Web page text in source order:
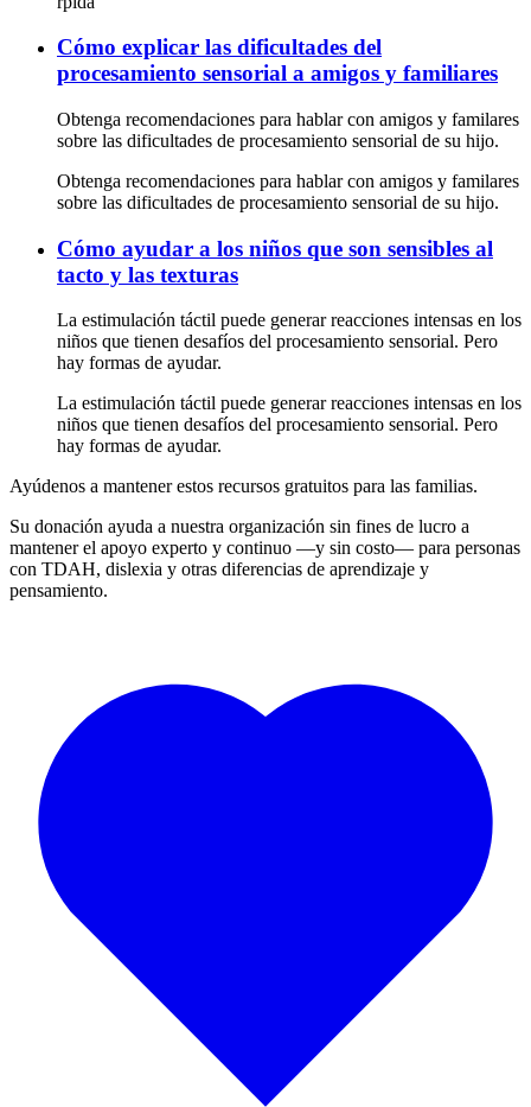
Cómo explicar las dificultades del
procesamiento sensorial a amigos y familiares
Obtenga recomendaciones para hablar con amigos y familares
sobre las dificultades de procesamiento sensorial de su hijo.
Obtenga recomendaciones para hablar con amigos y familares
sobre las dificultades de procesamiento sensorial de su hijo.
Cómo ayudar a los niños que son sensibles al
tacto y las texturas
La estimulación táctil puede generar reacciones intensas en los
niños que tienen desafíos del procesamiento sensorial. Pero
hay formas de ayudar.
La estimulación táctil puede generar reacciones intensas en los
niños que tienen desafíos del procesamiento sensorial. Pero
hay formas de ayudar.
Ayúdenos a mantener estos recursos gratuitos para las familias.
Su donación ayuda a nuestra organización sin fines de lucro a
mantener el apoyo experto y continuo —y sin costo— para personas
con TDAH, dislexia y otras diferencias de aprendizaje y
pensamiento.